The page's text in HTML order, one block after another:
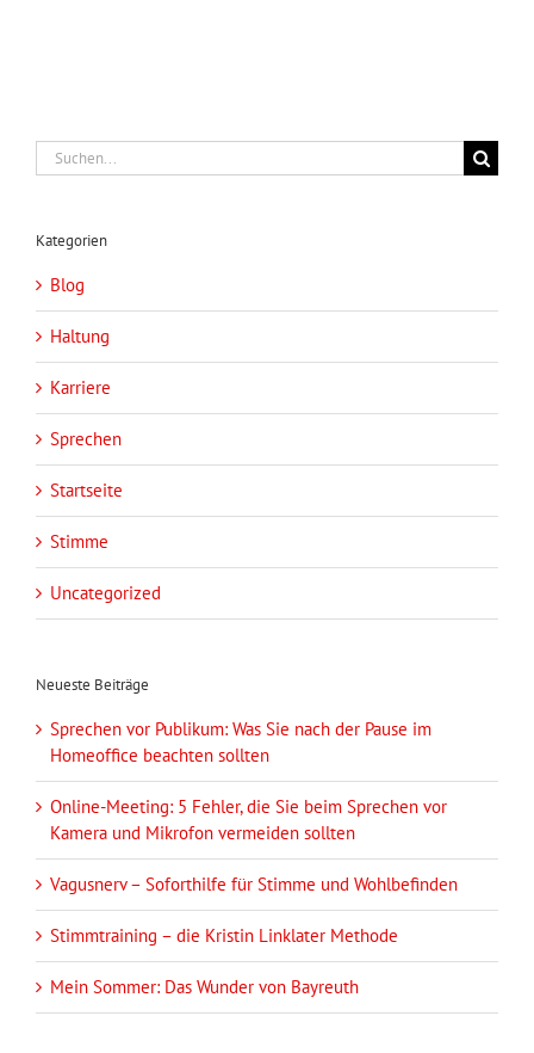
Suche
nach:
Kategorien
Blog
Haltung
Karriere
Sprechen
Startseite
Stimme
Uncategorized
Neueste Beiträge
Sprechen vor Publikum: Was Sie nach der Pause im
Homeoffice beachten sollten
Online-Meeting: 5 Fehler, die Sie beim Sprechen vor
Kamera und Mikrofon vermeiden sollten
Vagusnerv – Soforthilfe für Stimme und Wohlbefinden
Stimmtraining – die Kristin Linklater Methode
Mein Sommer: Das Wunder von Bayreuth